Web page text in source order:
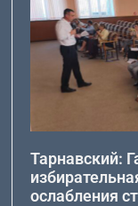
Тарнавский:
ослабления